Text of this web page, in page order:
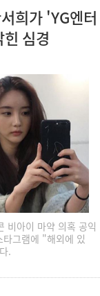
희가 'YG엔터
심경
비아이 마약 의혹 공익
그램에 "해외에 있
.